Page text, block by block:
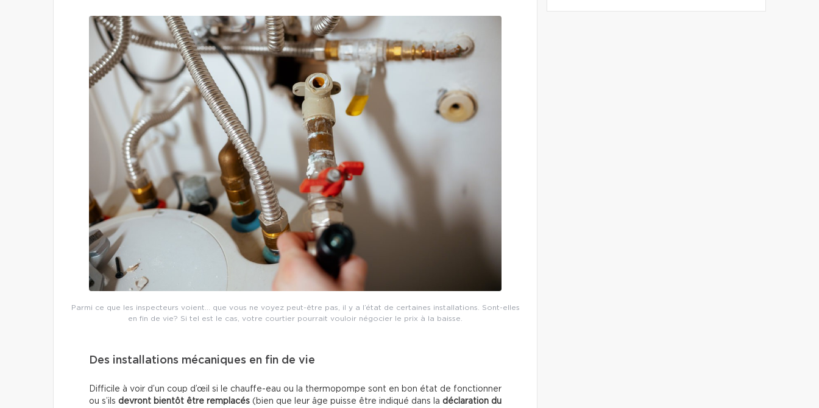
Parmi ce que les inspecteurs voient… que vous ne voyez peut-être pas, il y a l’état de certaines installations. Sont-elles
en fin de vie? Si tel est le cas, votre courtier pourrait vouloir négocier le prix à la baisse.
Des installations mécaniques en fin de vie
Difficile à voir d’un coup d’œil si le chauffe-eau ou la thermopompe sont en bon état de fonctionner
ou s’ils devront bientôt être remplacés (bien que leur âge puisse être indiqué dans la déclaration du